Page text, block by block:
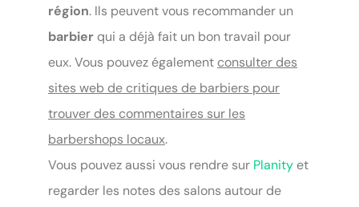
région. Ils peuvent vous recommander un
barbier qui a déjà fait un bon travail pour
eux. Vous pouvez également consulter des
sites web de critiques de barbiers pour
trouver des commentaires sur les
barbershops locaux.
Vous pouvez aussi vous rendre sur Planity et
regarder les notes des salons autour de